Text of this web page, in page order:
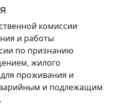
комиссии
и работы
по признанию
жилого
проживания и
и подлежащим
.